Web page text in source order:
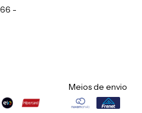
-
Meios de envio